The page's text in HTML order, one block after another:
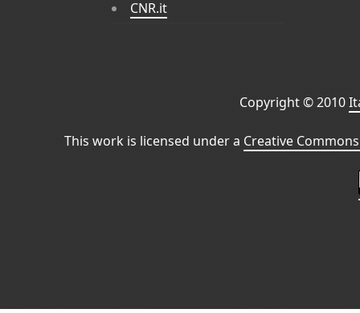
CNR.it
Copyright © 2010
This work is licensed under a Creative